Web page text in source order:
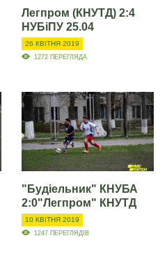
Легпром (КНУТД) 2:4
НУБіПУ 25.04
26 КВІТНЯ 2019
1272 ПЕРЕГЛЯДА
"Будіельник" КНУБА
2:0"Легпром" КНУТД
10 КВІТНЯ 2019
1247 ПЕРЕГЛЯДІВ